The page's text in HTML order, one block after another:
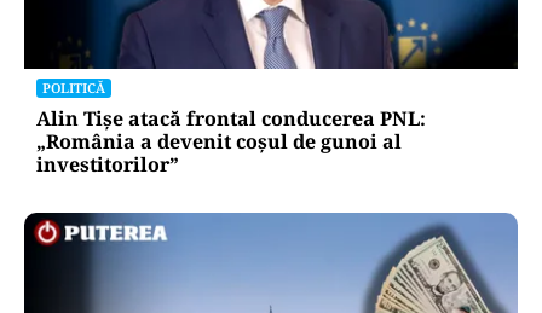
POLITICĂ
Alin Tișe atacă frontal conducerea PNL:
„România a devenit coșul de gunoi al
investitorilor”